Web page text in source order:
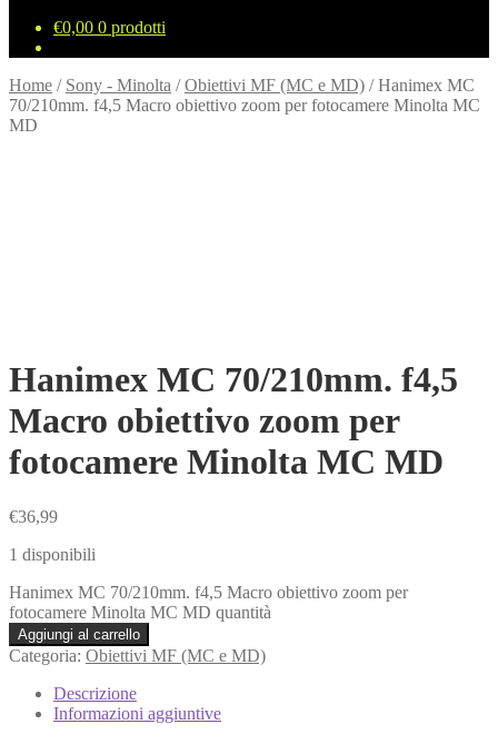
€0,00 0 prodotti
Home / Sony - Minolta /Obiettivi MF (MC e MD) /Hanimex MC
70/210mm. f4,5 Macro obiettivo zoom per fotocamere Minolta MC
MD
Hanimex MC 70/210mm. f4,5
Macro obiettivo zoom per
fotocamere Minolta MC MD
€36,99
1 disponibili
Hanimex MC 70/210mm. f4,5 Macro obiettivo zoom per
fotocamere Minolta MC MD quantità
Aggiungi al carrello
Categoria: Obiettivi MF (MC e MD)
Descrizione
Informazioni aggiuntive